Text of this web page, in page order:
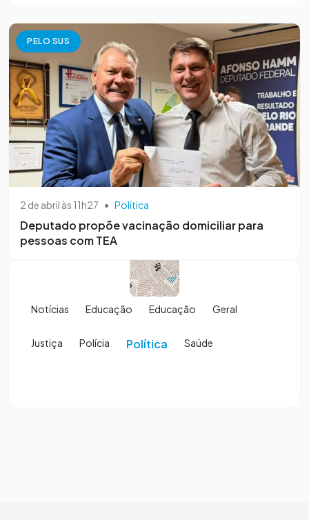
PELO SUS
2 de abril às 11h27 • Política
Deputado propõe vacinação domiciliar para
pessoas com TEA
Notícias Educação Educação Geral
Justiça Polícia Política Saúde